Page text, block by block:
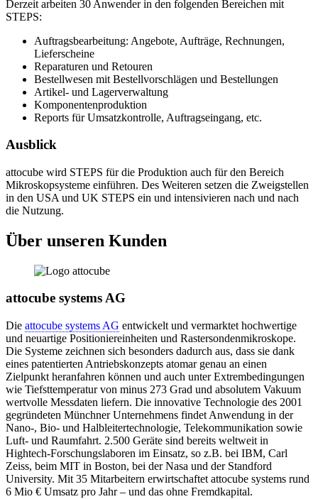
Derzeit arbeiten 30 Anwender in den folgenden Bereichen mit
STEPS:
Auftragsbearbeitung: Angebote, Aufträge, Rechnungen,
Lieferscheine
Reparaturen und Retouren
Bestellwesen mit Bestellvorschlägen und Bestellungen
Artikel- und Lagerverwaltung
Komponentenproduktion
Reports für Umsatzkontrolle, Auftragseingang, etc.
Ausblick
attocube wird STEPS für die Produktion auch für den Bereich
Mikroskopsysteme einführen. Des Weiteren setzen die Zweigstellen
in den USA und UK STEPS ein und intensivieren nach und nach
die Nutzung.
Über unseren Kunden
attocube systems AG
Die attocube systems AG entwickelt und vermarktet hochwertige
und neuartige Positioniereinheiten und Rastersondenmikroskope.
Die Systeme zeichnen sich besonders dadurch aus, dass sie dank
eines patentierten Antriebskonzepts atomar genau an einen
Zielpunkt heranfahren können und auch unter Extrembedingungen
wie Tiefsttemperatur von minus 273 Grad und absolutem Vakuum
wertvolle Messdaten liefern. Die innovative Technologie des 2001
gegründeten Münchner Unternehmens findet Anwendung in der
Nano-, Bio- und Halbleitertechnologie, Telekommunikation sowie
Luft- und Raumfahrt. 2.500 Geräte sind bereits weltweit in
Hightech-Forschungslaboren im Einsatz, so z.B. bei IBM, Carl
Zeiss, beim MIT in Boston, bei der Nasa und der Standford
University. Mit 35 Mitarbeitern erwirtschaftet attocube systems rund
6 Mio € Umsatz pro Jahr – und das ohne Fremdkapital.